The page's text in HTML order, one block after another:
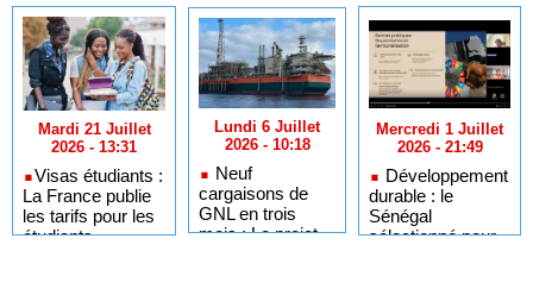
Mardi 21 Juillet
2026 - 13:31
​Visas étudiants :
La France publie
les tarifs pour les
étudiants
Lundi 6 Juillet
2026 - 10:18
Neuf
cargaisons de
GNL en trois
mois : Le projet
Mercredi 1 Juillet
2026 - 21:49
Développement
durable : le
Sénégal
sélectionné pour